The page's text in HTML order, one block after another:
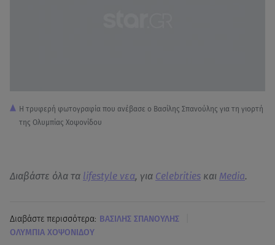
Η τρυφερή φωτογραφία που ανέβασε ο Βασίλης Σπανούλης για τη γιορτή
της Ολυμπίας Χοψονίδου
Διαβάστε όλα τα lifestyle νεα, για Celebrities και Media.
Διαβάστε περισσότερα: ΒΑΣΙΛΗΣ ΣΠΑΝΟΥΛΗΣ
ΟΛΥΜΠΙΑ ΧΟΨΟΝΙΔΟΥ